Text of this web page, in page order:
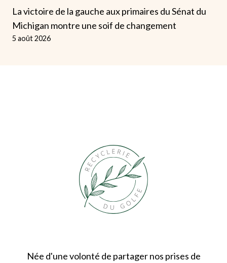
La victoire de la gauche aux primaires du Sénat du
Michigan montre une soif de changement
5 août 2026
Née d'une volonté de partager nos prises de